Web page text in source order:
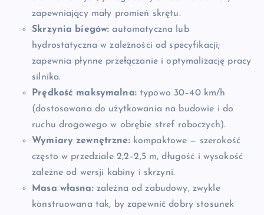
zapewniający mały promień skrętu.
Skrzynia biegów: automatyczna lub
hydrostatyczna w zależności od specyfikacji;
zapewnia płynne przełączanie i optymalizację pracy
silnika.
Prędkość maksymalna:typowo 30–40 km/h
(dostosowana do użytkowania na budowie i do
ruchu drogowego w obrębie stref roboczych).
Wymiary zewnętrzne:kompaktowe — szerokość
często w przedziale 2,2–2,5 m, długość i wysokość
zależne od wersji kabiny i skrzyni.
Masa własna:zależna od zabudowy, zwykle
konstruowana tak, by zapewnić dobry stosunek